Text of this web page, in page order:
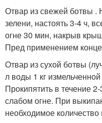
Отвар из свежей ботвы .
зелени, настоять 3-4 ч,
огне 30 мин, накрыв
Пред применением
Отвар из сухой ботвы
л воды 1 кг
Прокипятить в течение
слабом огне. При
необходимое количество